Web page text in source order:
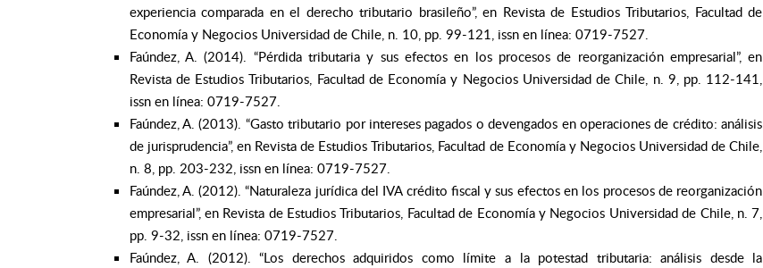
experiencia comparada en el derecho tributario brasileño”, en Revista de Estudios Tributarios, Facultad de
Economía y Negocios Universidad de Chile, n. 10, pp. 99-121, issn en línea: 0719-7527.
Faúndez, A. (2014). “Pérdida tributaria y sus efectos en los procesos de reorganización empresarial”, en
Revista de Estudios Tributarios, Facultad de Economía y Negocios Universidad de Chile, n. 9, pp. 112-141,
issn en línea: 0719-7527.
Faúndez, A. (2013). “Gasto tributario por intereses pagados o devengados en operaciones de crédito: análisis
de jurisprudencia”, en Revista de Estudios Tributarios, Facultad de Economía y Negocios Universidad de Chile,
n. 8, pp. 203-232, issn en línea: 0719-7527.
Faúndez, A. (2012). “Naturaleza jurídica del IVA crédito fiscal y sus efectos en los procesos de reorganización
empresarial”, en Revista de Estudios Tributarios, Facultad de Economía y Negocios Universidad de Chile, n. 7,
pp. 9-32, issn en línea: 0719-7527.
Faúndez, A. (2012). “Los derechos adquiridos como límite a la potestad tributaria: análisis desde la